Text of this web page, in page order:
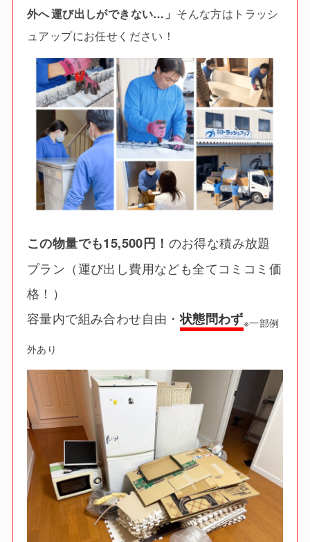
外へ運び出しができない…」 そんな方はトラッシ
ュアップにお任せください！
この物量でも15,500円！ のお得な積み放題
プラン（運び出し費用なども全てコミコミ価
格！）
容量内で組み合わせ自由・状態問わず※一部例
外あり